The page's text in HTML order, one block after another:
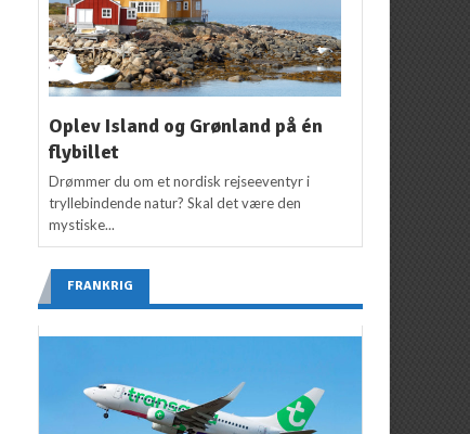
Oplev Island og Grønland på én
flybillet
Drømmer du om et nordisk rejseeventyr i
tryllebindende natur? Skal det være den
mystiske...
FRANKRIG